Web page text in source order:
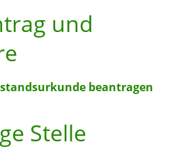
und
beantragen
Stelle